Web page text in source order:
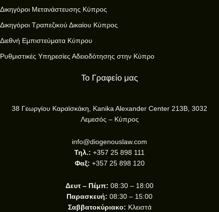
Δικηγόροι Μετανάστευσης Κύπρος
Δικηγόροι Τραπεζικού Δικαίου Κύπρος
Διεθνή Εμπιστεύματα Κύπρου
Ρυθμιστικές Υπηρεσίες Αδειοδότησης στην Κύπρο
Το Γραφείο μας
38 Γεωργίου Καραϊσκάκη, Kanika Alexander Center 213B, 3032
Λεμεσός – Κύπρος
info@diogenouslaw.com
Τηλ.: +357 25 898 111
Φαξ: +357 25 898 120
Δευτ – Πέμπ: 08:30 – 18:00
Παρασκευή: 08:30 – 15:00
Σαββατοκύριακο: Κλειστά